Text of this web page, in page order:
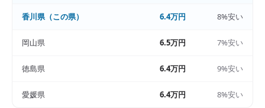
香川県（この県） 6.4万円 8%安い
岡山県 6.5万円 7%安い
徳島県 6.4万円 9%安い
愛媛県 6.4万円 8%安い